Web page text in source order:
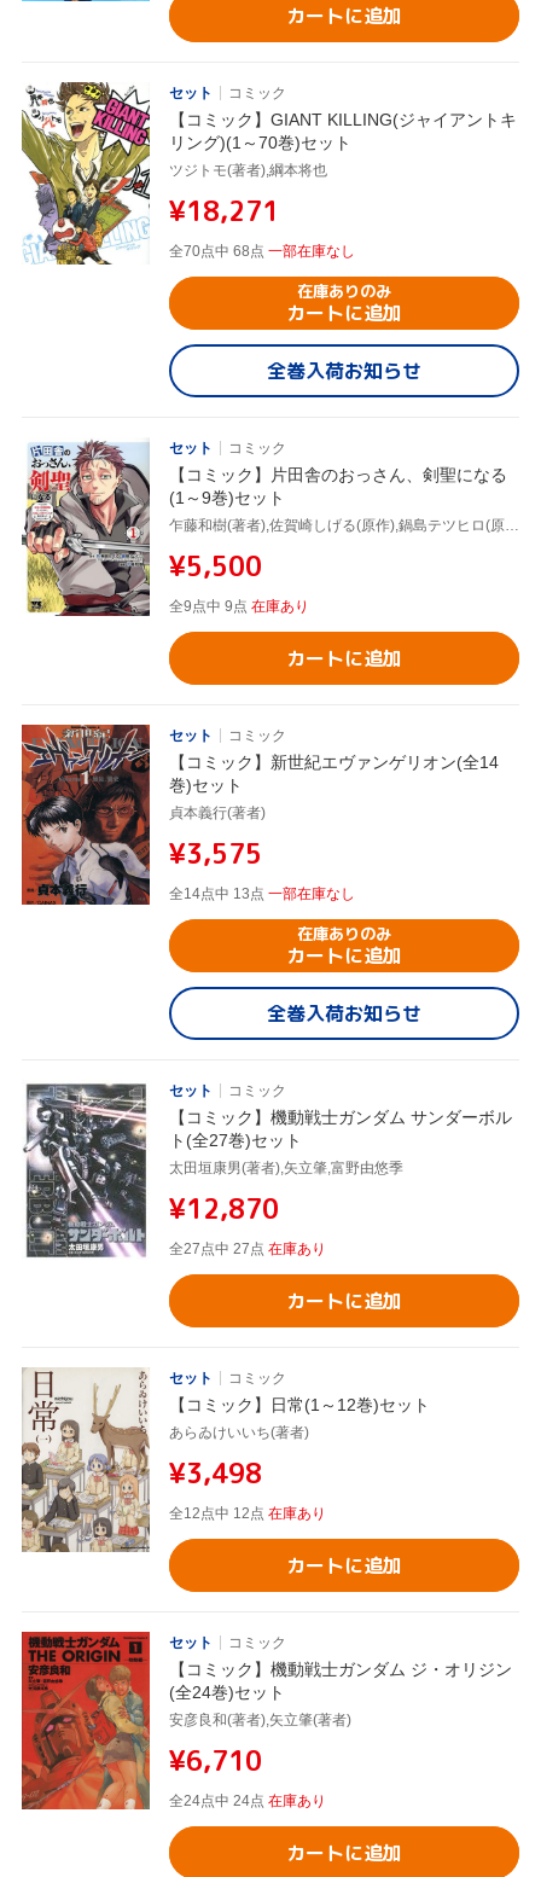
カートに追加
セット コミック
【コミック】GIANT KILLING(ジャイアントキ
リング)(1～70巻)セット
ツジトモ(著者),綱本将也
¥18,271
全70点中 68点 一部在庫なし
在庫ありのみ
カートに追加
全巻入荷お知らせ
セット コミック
【コミック】片田舎のおっさん、剣聖になる
(1～9巻)セット
乍藤和樹(著者),佐賀崎しげる(原作),鍋島テツヒロ(原作)
¥5,500
全9点中 9点 在庫あり
カートに追加
セット コミック
【コミック】新世紀エヴァンゲリオン(全14
巻)セット
貞本義行(著者)
¥3,575
全14点中 13点 一部在庫なし
在庫ありのみ
カートに追加
全巻入荷お知らせ
セット コミック
【コミック】機動戦士ガンダム サンダーボル
ト(全27巻)セット
太田垣康男(著者),矢立肇,富野由悠季
¥12,870
全27点中 27点 在庫あり
カートに追加
セット コミック
【コミック】日常(1～12巻)セット
あらゐけいいち(著者)
¥3,498
全12点中 12点 在庫あり
カートに追加
セット コミック
【コミック】機動戦士ガンダム ジ・オリジン
(全24巻)セット
安彦良和(著者),矢立肇(著者)
¥6,710
全24点中 24点 在庫あり
カートに追加